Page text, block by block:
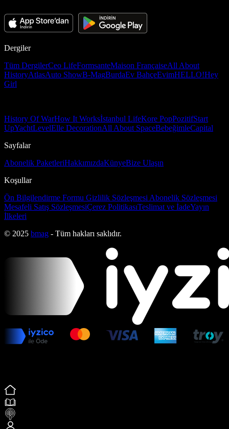
Dergiler
Tüm DergilerCeo LifeFormsanteMaison FrançaiseAll About
HistoryAtlasAuto ShowB-MagBurdaEv BahçeEvimHELLO!Hey
Girl
History Of WarHow It Worksİstanbul LifeKore PopPozitifStart
UpYachtLevelElle DecorationAll About SpaceBebeğimleCapital
Sayfalar
Abonelik PaketleriHakkımızdaKünyeBize Ulaşın
Koşullar
Ön Bilgilendirme Formu Gizlilik SözleşmesiAbonelik Sözleşmesi
Mesafeli Satış SözleşmesiÇerez PolitikasıTeslimat ve İadeYayın
İlkeleri
© 2025 bmag - Tüm hakları saklıdır.